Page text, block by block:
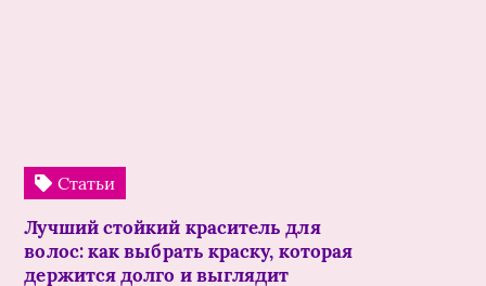
Статьи
Лучший стойкий краситель для
волос: как выбрать краску, которая
держится долго и выглядит